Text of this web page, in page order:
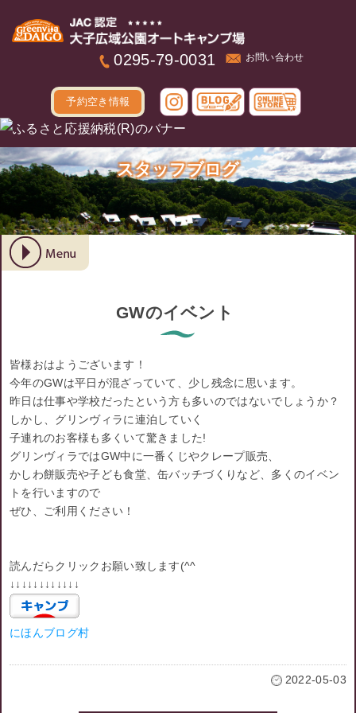
0295-79-0031 お問い合わせ
予約空き情報
スタッフブログ
GWのイベント
皆様おはようございます！
今年のGWは平日が混ざっていて、少し残念に思います。
昨日は仕事や学校だったという方も多いのではないでしょうか？
しかし、グリンヴィラに連泊していく
子連れのお客様も多くいて驚きました!
グリンヴィラではGW中に一番くじやクレープ販売、
かしわ餅販売や子ども食堂、缶バッチづくりなど、多くのイベン
トを行いますので
ぜひ、ご利用ください！
読んだらクリックお願い致します(^^ゞ
↓↓↓↓↓↓↓↓↓↓↓↓
にほんブログ村
2022-05-03